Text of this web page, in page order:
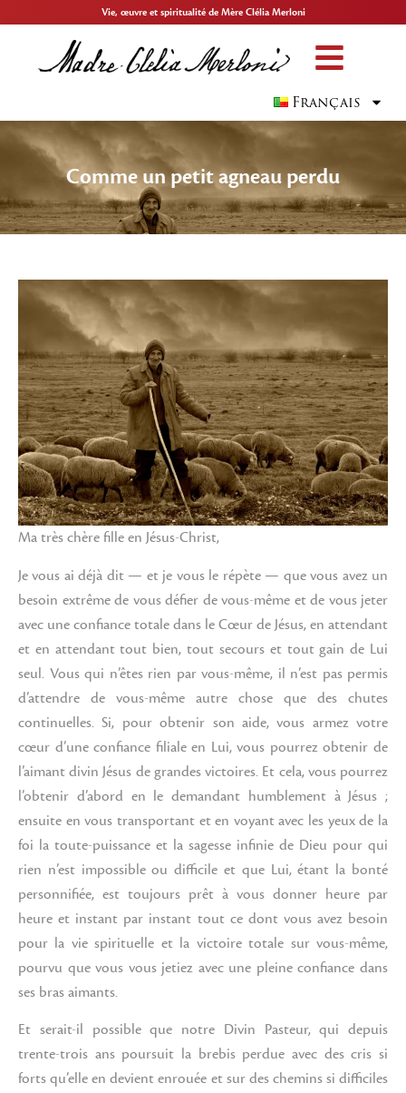
Vie, œuvre et spiritualité de Mère Clélia Merloni
Français
Comme un petit agneau perdu
Ma très chère fille en Jésus-Christ,
Je vous ai déjà dit — et je vous le répète — que vous avez un
besoin extrême de vous défier de vous-même et de vous jeter
avec une confiance totale dans le Cœur de Jésus, en attendant
et en attendant tout bien, tout secours et tout gain de Lui
seul. Vous qui n’êtes rien par vous-même, il n’est pas permis
d’attendre de vous-même autre chose que des chutes
continuelles. Si, pour obtenir son aide, vous armez votre
cœur d’une confiance filiale en Lui, vous pourrez obtenir de
l’aimant divin Jésus de grandes victoires. Et cela, vous pourrez
l’obtenir d’abord en le demandant humblement à Jésus ;
ensuite en vous transportant et en voyant avec les yeux de la
foi la toute-puissance et la sagesse infinie de Dieu pour qui
rien n’est impossible ou difficile et que Lui, étant la bonté
personnifiée, est toujours prêt à vous donner heure par
heure et instant par instant tout ce dont vous avez besoin
pour la vie spirituelle et la victoire totale sur vous-même,
pourvu que vous vous jetiez avec une pleine confiance dans
ses bras aimants.
Et serait-il possible que notre Divin Pasteur, qui depuis
trente-trois ans poursuit la brebis perdue avec des cris si
forts qu’elle en devient enrouée et sur des chemins si difficiles